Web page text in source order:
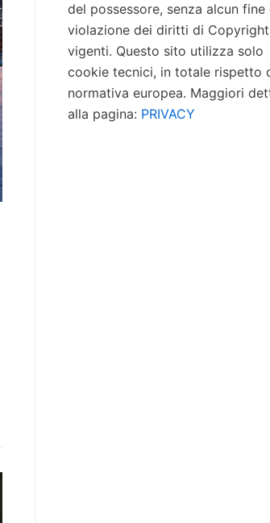
del possessore, senza alcun fine
violazione dei diritti di Copyright
vigenti. Questo sito utilizza solo
cookie tecnici, in totale rispetto
normativa europea. Maggiori
alla pagina: PRIVACY